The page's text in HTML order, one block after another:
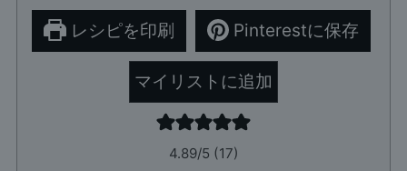
レシピを印刷 Pinterestに保存
マイリストに追加
4.89/5 (17)